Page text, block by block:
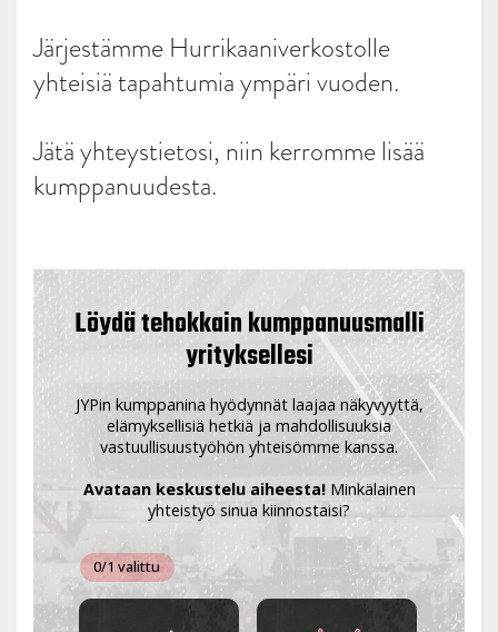
Järjestämme Hurrikaaniverkostolle
yhteisiä tapahtumia ympäri vuoden.
Jätä yhteystietosi, niin kerromme lisää
kumppanuudesta.